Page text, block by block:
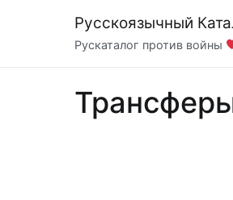
содержимому
Русскоязычный
Рускаталог против войны